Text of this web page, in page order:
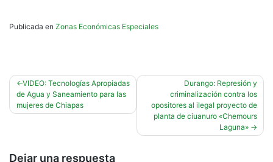
Publicada en Zonas Económicas Especiales
Navegación
de
entradas
VIDEO: Tecnologías Apropiadas
de Agua y Saneamiento para las
mujeres de Chiapas
Durango: Represión y
criminalización contra los
opositores al ilegal proyecto de
planta de ciuanuro «Chemours
Laguna»
Dejar una respuesta